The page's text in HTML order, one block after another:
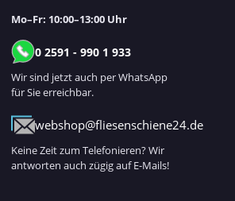
Mo–Fr: 10:00–13:00 Uhr
0 2591 - 990 1 933
Wir sind jetzt auch per WhatsApp
für Sie erreichbar.
webshop@fliesenschiene24.de
Keine Zeit zum Telefonieren? Wir
antworten auch zügig auf E-Mails!